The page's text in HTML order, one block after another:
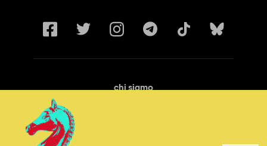
chi siamo